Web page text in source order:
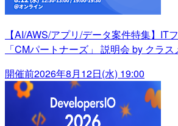
【AI/AWS/アプリ/データ案件特集】IT
「CMパートナーズ」 説明会 by クラス
開催前2026年8月12日(水) 19:00